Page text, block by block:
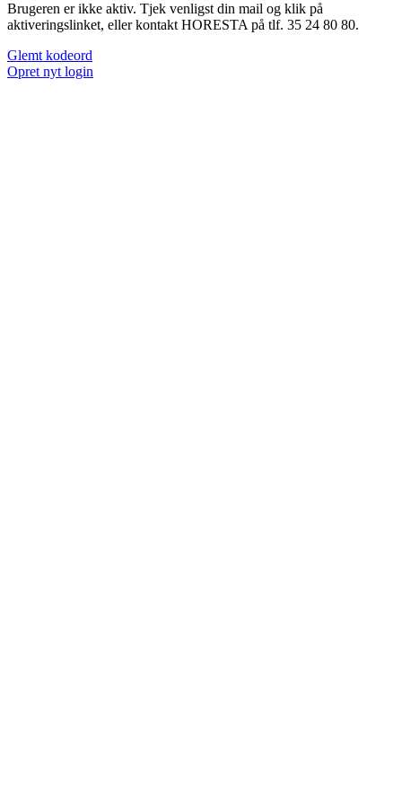
Brugeren er ikke aktiv. Tjek venligst din mail og klik på
aktiveringslinket, eller kontakt HORESTA på tlf. 35 24 80 80.
Glemt kodeord
Opret nyt login